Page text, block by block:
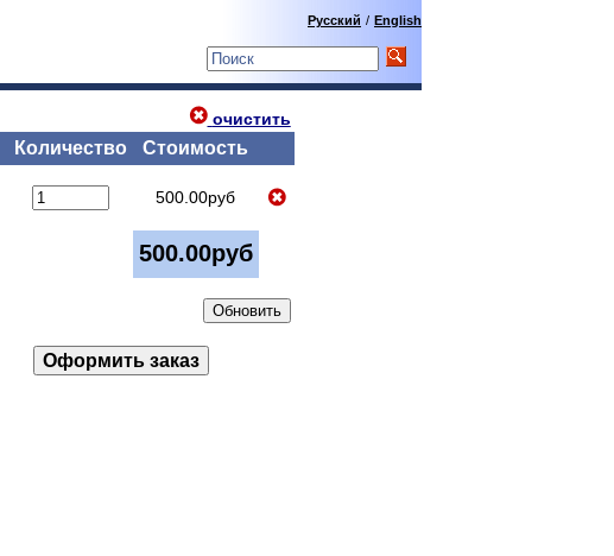
Русский / English
очистить
Количество Стоимость
500.00руб
500.00руб